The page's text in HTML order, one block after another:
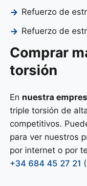
Refuerzo de
Refuerzo de
Comprar
torsión
En nuestra
triple torsión de
competitivos.
para ver nuestros
por internet o por
+34 684 45 27 21